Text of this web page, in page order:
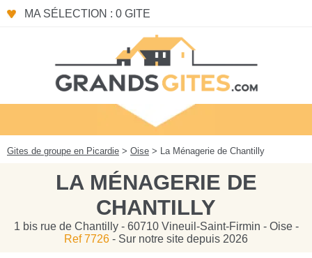
MA SÉLECTION : 0 GITE
Gites de groupe en Picardie > Oise > La Ménagerie de Chantilly
LA MÉNAGERIE DE
CHANTILLY
1 bis rue de Chantilly - 60710 Vineuil-Saint-Firmin - Oise -
Ref 7726 - Sur notre site depuis 2026
Panneau de gestion des cookies